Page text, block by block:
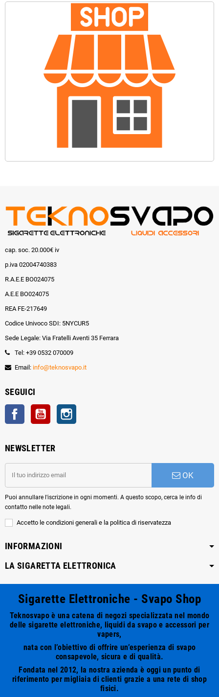
cap. soc. 20.000€ iv
p.iva 02004740383
R.A.E.E BO024075
A.E.E BO024075
REA FE-217649
Codice Univoco SDI: 5NYCUR5
Sede Legale: Via Fratelli Aventi 35 Ferrara
Tel: +39 0532 070009
Email: info@teknosvapo.it
SEGUICI
Facebook YouTube
NEWSLETTER
OK
Puoi annullare l'iscrizione in ogni momenti. A questo scopo, cerca le info di
contatto nelle note legali.
Accetto le condizioni generali e la politica di riservatezza
INFORMAZIONI
LA SIGARETTA ELETTRONICA
Sigarette Elettroniche - Svapo Shop
Teknosvapo è una catena di negozi specializzata nel mondo
delle sigarette elettroniche, liquidi da svapo e accessori per
vapers,
nata con l’obiettivo di offrire un’esperienza di svapo
consapevole, sicura e di qualità.
Fondata nel 2012, la nostra azienda è oggi un punto di
riferimento per migliaia di clienti grazie a una rete di shop
fisici.